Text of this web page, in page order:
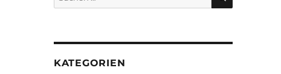
nach:
KATEGORIEN